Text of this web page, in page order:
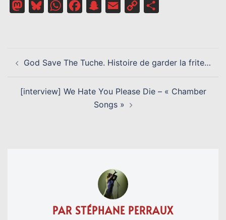
MastodonBlueskyWhatsAppFacebookSnapchat
Email
Copy
D’ARTICLE
God Save The Tuche. Histoire de garder la frite…
[interview] We Hate You Please Die – « Chamber
Songs »
PAR STÉPHANE PERRAUX